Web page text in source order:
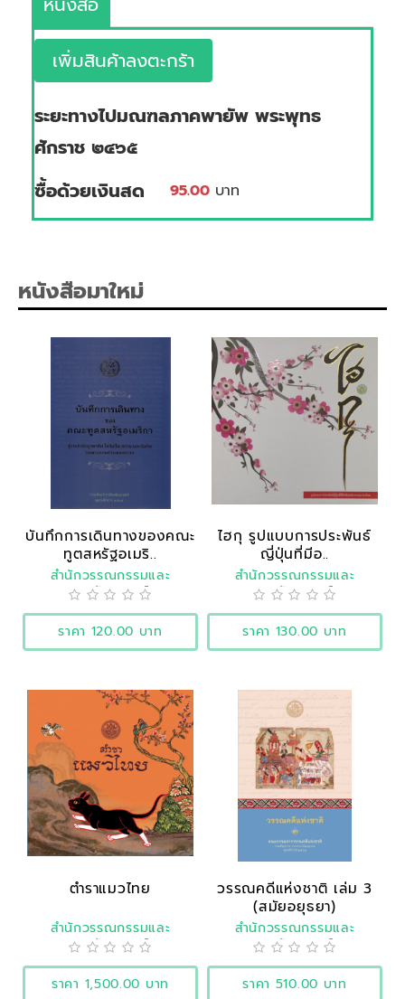
เพิ่มสินค้าลงตะกร้า
ระยะทางไปมณฑลภาคพายัพ พระพุทธ
ศักราช ๒๔๖๕
ซื้อด้วยเงินสด
95.00 บาท
หนังสือมาใหม่
บันทึกการเดินทางของคณะ
ทูตสหรัฐอเมริ..
สำนักวรรณกรรมและ
ประวัติศาสตร์
ราคา 120.00 บาท
ไฮกุ รูปแบบการประพันธ์
ญี่ปุ่นที่มีอ..
สำนักวรรณกรรมและ
ประวัติศาสตร์
ราคา 130.00 บาท
ตำราแมวไทย
สำนักวรรณกรรมและ
ประวัติศาสตร์
ราคา 1,500.00 บาท
วรรณคดีแห่งชาติ เล่ม 3
(สมัยอยุธยา)
สำนักวรรณกรรมและ
ประวัติศาสตร์
ราคา 510.00 บาท